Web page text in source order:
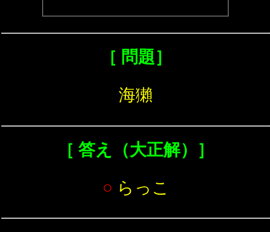
［ 問題］
海獺
［ 答え（大正解）］
○ らっこ